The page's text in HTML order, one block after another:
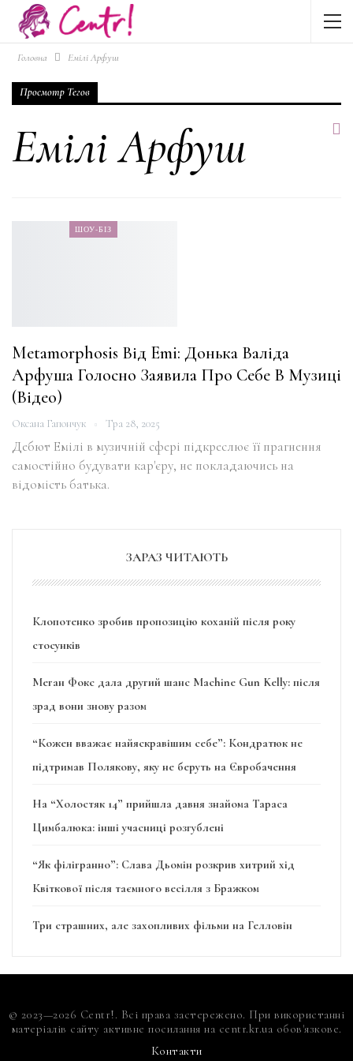
Головна Емілі Арфуш
Просмотр Тегов
Емілі Арфуш
ШОУ-БІЗ
Metamorphosis Від Emi: Донька Валіда
Арфуша Голосно Заявила Про Себе В Музиці
(відео)
Оксана Гапончук Тра 28, 2025
Дебют Емілі в музичній сфері підкреслює її прагнення
самостійно будувати кар'єру, не покладаючись на
відомість батька.
ЗАРАЗ ЧИТАЮТЬ
Клопотенко зробив пропозицію коханій після року
стосунків
Меган Фокс дала другий шанс Machine Gun Kelly: після
зрад вони знову разом
“Кожен вважає найяскравішим себе”: Кондратюк не
підтримав Полякову, яку не беруть на Євробачення
На “Холостяк 14” прийшла давня знайома Тараса
Цимбалюка: інші учасниці розгублені
“Як філігранно”: Слава Дьомін розкрив хитрий хід
Квіткової після таємного весілля з Бражком
Три страшних, але захопливих фільми на Гелловін
© 2023—2026 Centr!. Всі права застережено. При використанні
матеріалів сайту активне посилання на centr.kr.ua обов'язкове.
Контакти